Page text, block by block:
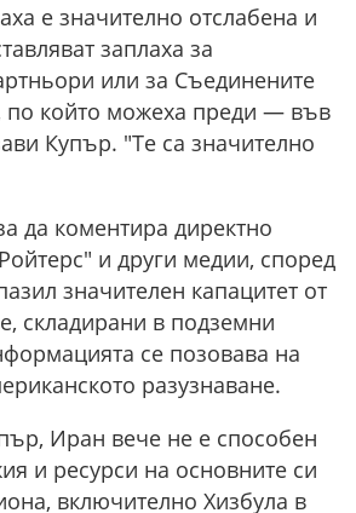
е значително отслабена и
заплаха за
или за Съединените
по който можеха преди — във
Купър. "Те са значително
да коментира директно
и други медии, според
значителен капацитет от
складирани в подземни
се позовава на
разузнаване.
Иран вече не е способен
и ресурси на основните си
включително Хизбула в